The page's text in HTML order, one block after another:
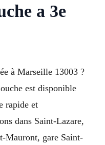
a 3e
à Marseille 13003 ?
est disponible
rapide et
dans Saint-Lazare,
Mauront, gare Saint-